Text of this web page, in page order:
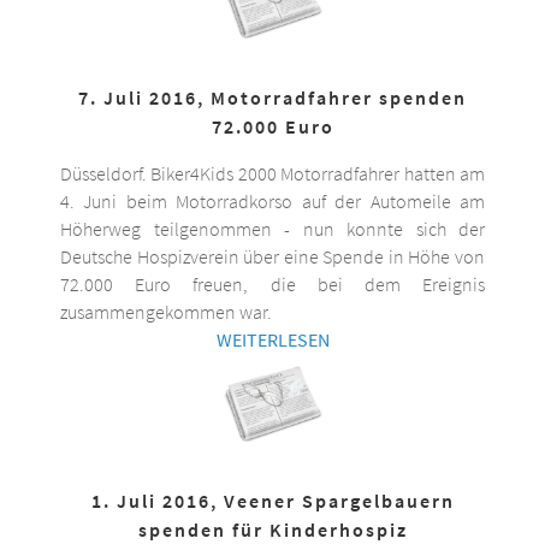
7. Juli 2016, Motorradfahrer spenden
72.000 Euro
Düsseldorf. Biker4Kids 2000 Motorradfahrer hatten am
4. Juni beim Motorradkorso auf der Automeile am
Höherweg teilgenommen - nun konnte sich der
Deutsche Hospizverein über eine Spende in Höhe von
72.000 Euro freuen, die bei dem Ereignis
zusammengekommen war.
WEITERLESEN
1. Juli 2016, Veener Spargelbauern
spenden für Kinderhospiz